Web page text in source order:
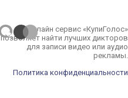
Онлайн сервис «КупиГолос»
позволяет найти лучших дикторов
для записи видео или аудио
рекламы.
Политика конфиденциальности